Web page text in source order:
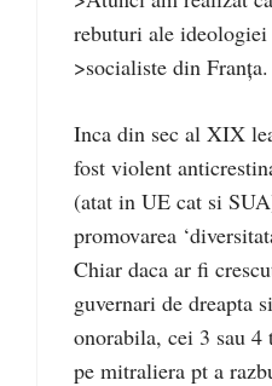
rebuturi ale ideologiei
>socialiste din Franța.
Inca din sec al XIX
fost violent
(atat in UE cat si
promovarea
Chiar daca ar fi
guvernari de dreapta
onorabila, cei 3 sau
pe mitraliera pt a